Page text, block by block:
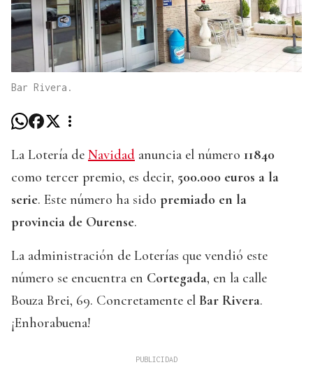
Bar Rivera.
La Lotería de Navidad anuncia el número 11840
como tercer premio, es decir, 500.000 euros a la
serie. Este número ha sido premiado en la
provincia de Ourense.
La administración de Loterías que vendió este
número se encuentra en Cortegada, en la calle
Bouza Brei, 69. Concretamente el Bar Rivera.
¡Enhorabuena!